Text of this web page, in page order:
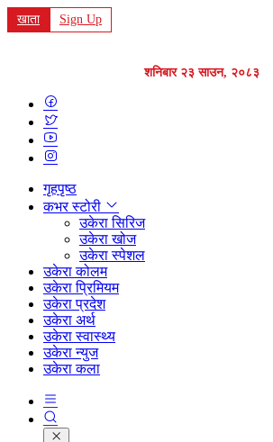
खाता Sign Up
शनिबार २३ साउन, २०८३
गृहपृष्ठ
कभर स्टोरी
उकेरा सिरिज
उकेरा खोज
उकेरा स्पेशल
उकेरा कोलम
उकेरा प्रिमियम
उकेरा प्रदेश
उकेरा अर्थ
उकेरा स्वास्थ्य
उकेरा न्युज
उकेरा कला